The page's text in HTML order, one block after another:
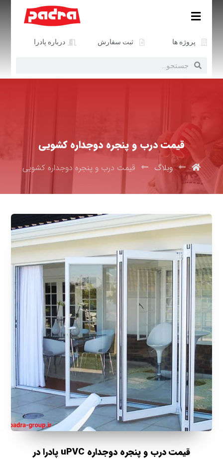
پروژه ها ثبت سفارش درباره پادرا
قیمت درب و پنجره دوجداره کشویی
وبلاگ قیمت درب و پنجره دوجداره کشویی
قیمت درب و پنجره دوجداره uPVC پادرا در